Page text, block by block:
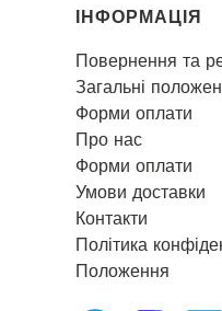
ІНФОРМАЦІЯ
Повернення та
Загальні
Форми оплати
Про нас
Форми оплати
Умови доставки
Контакти
Політика
Положення